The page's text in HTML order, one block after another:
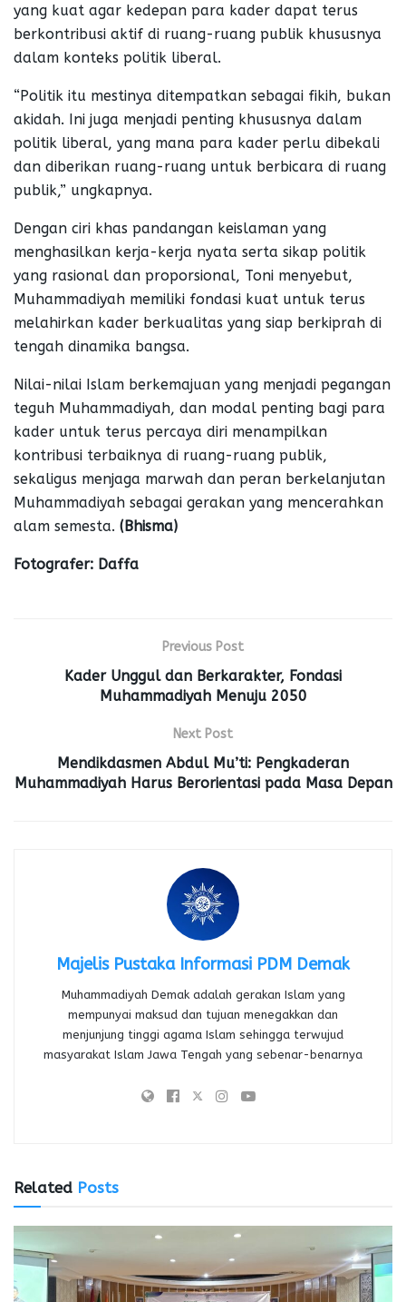
yang kuat agar kedepan para kader dapat terus
berkontribusi aktif di ruang-ruang publik khususnya
dalam konteks politik liberal.
“Politik itu mestinya ditempatkan sebagai fikih, bukan
akidah. Ini juga menjadi penting khususnya dalam
politik liberal, yang mana para kader perlu dibekali
dan diberikan ruang-ruang untuk berbicara di ruang
publik,” ungkapnya.
Dengan ciri khas pandangan keislaman yang
menghasilkan kerja-kerja nyata serta sikap politik
yang rasional dan proporsional, Toni menyebut,
Muhammadiyah memiliki fondasi kuat untuk terus
melahirkan kader berkualitas yang siap berkiprah di
tengah dinamika bangsa.
Nilai-nilai Islam berkemajuan yang menjadi pegangan
teguh Muhammadiyah, dan modal penting bagi para
kader untuk terus percaya diri menampilkan
kontribusi terbaiknya di ruang-ruang publik,
sekaligus menjaga marwah dan peran berkelanjutan
Muhammadiyah sebagai gerakan yang mencerahkan
alam semesta. (Bhisma)
Fotografer: Daffa
Previous Post
Kader Unggul dan Berkarakter, Fondasi
Muhammadiyah Menuju 2050
Next Post
Mendikdasmen Abdul Mu’ti: Pengkaderan
Muhammadiyah Harus Berorientasi pada Masa Depan
Majelis Pustaka Informasi PDM Demak
Muhammadiyah Demak adalah gerakan Islam yang
mempunyai maksud dan tujuan menegakkan dan
menjunjung tinggi agama Islam sehingga terwujud
masyarakat Islam Jawa Tengah yang sebenar-benarnya
Related Posts